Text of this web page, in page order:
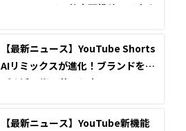
ートフィードの静止画投稿には音楽
【最新ニュース】YouTube Shorts
AIリミックスが進化！ブランドを伸
ばす活用術と落とし穴
【最新ニュース】YouTube新機能